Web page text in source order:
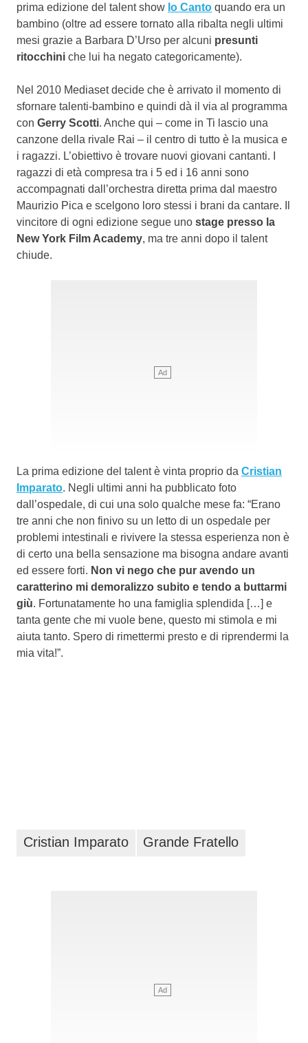
prima edizione del talent show Io Canto quando era un
bambino (oltre ad essere tornato alla ribalta negli ultimi
mesi grazie a Barbara D’Urso per alcuni presunti
ritocchini che lui ha negato categoricamente).
Nel 2010 Mediaset decide che è arrivato il momento di
sfornare talenti-bambino e quindi dà il via al programma
con Gerry Scotti. Anche qui – come in Ti lascio una
canzone della rivale Rai – il centro di tutto è la musica e
i ragazzi. L’obiettivo è trovare nuovi giovani cantanti. I
ragazzi di età compresa tra i 5 ed i 16 anni sono
accompagnati dall’orchestra diretta prima dal maestro
Maurizio Pica e scelgono loro stessi i brani da cantare. Il
vincitore di ogni edizione segue uno stage presso la
New York Film Academy, ma tre anni dopo il talent
chiude.
La prima edizione del talent è vinta proprio da Cristian
Imparato. Negli ultimi anni ha pubblicato foto
dall’ospedale, di cui una solo qualche mese fa: “Erano
tre anni che non finivo su un letto di un ospedale per
problemi intestinali e rivivere la stessa esperienza non è
di certo una bella sensazione ma bisogna andare avanti
ed essere forti. Non vi nego che pur avendo un
caratterino mi demoralizzo subito e tendo a buttarmi
giù. Fortunatamente ho una famiglia splendida […] e
tanta gente che mi vuole bene, questo mi stimola e mi
aiuta tanto. Spero di rimettermi presto e di riprendermi la
mia vita!”.
Cristian Imparato Grande Fratello